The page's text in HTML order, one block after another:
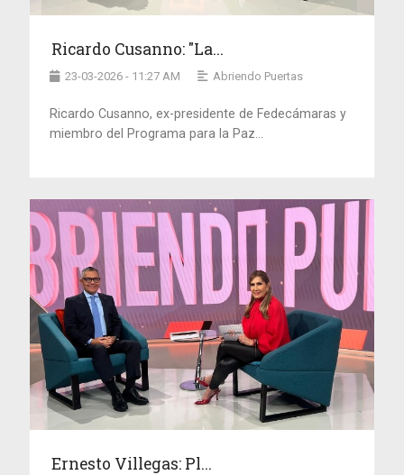
Ricardo Cusanno: "La...
23-03-2026 - 11:27 AM Abriendo Puertas
Ricardo Cusanno, ex-presidente de Fedecámaras y
miembro del Programa para la Paz...
Ernesto Villegas: Pl...